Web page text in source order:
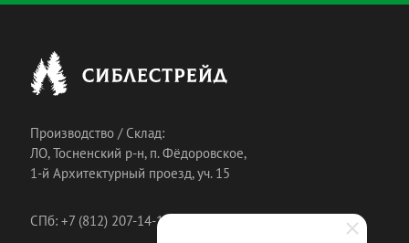
Производство / Склад:
ЛО, Тосненский р-н, п. Фёдоровское,
1-й Архитектурный проезд, уч. 15
СПб: +7 (812) 207-14-18